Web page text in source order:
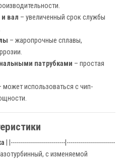
вал – увеличенный срок службы
– жаропрочные сплавы,
патрубками – простая
может использоваться с чип-
| |---------------------------|------------------------
с изменяемой